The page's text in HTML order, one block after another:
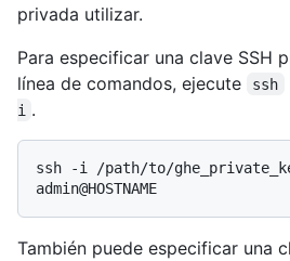
privada utilizar.
Para especificar una clave SSH
línea de comandos, ejecute
ssh
i .
ssh -i /path/to/
También puede especificar una